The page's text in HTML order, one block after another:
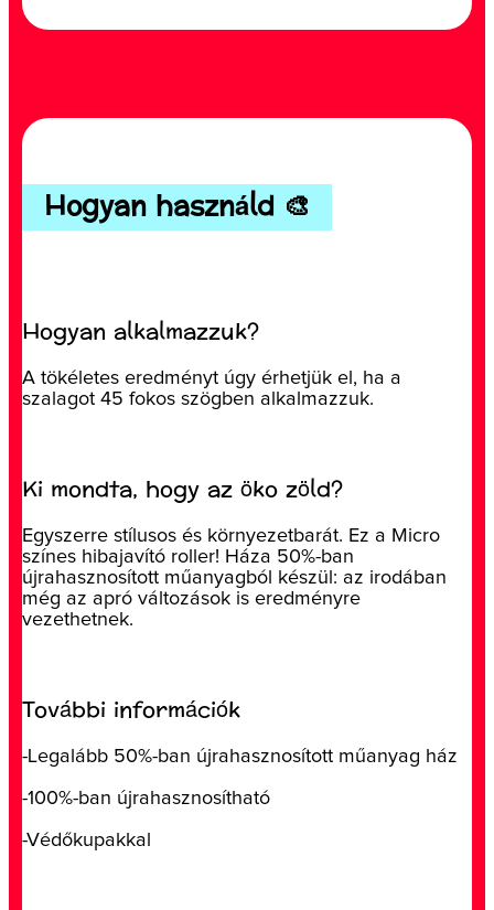
Hogyan használd 🎨
Hogyan alkalmazzuk?
A tökéletes eredményt úgy érhetjük el, ha a
szalagot 45 fokos szögben alkalmazzuk.
Ki mondta, hogy az öko zöld?
Egyszerre stílusos és környezetbarát. Ez a Micro
színes hibajavító roller! Háza 50%-ban
újrahasznosított műanyagból készül: az irodában
még az apró változások is eredményre
vezethetnek.
További információk
-Legalább 50%-ban újrahasznosított műanyag ház
-100%-ban újrahasznosítható
-Védőkupakkal